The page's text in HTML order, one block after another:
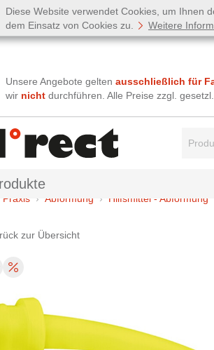
Diese Website verwendet Cookies, um Ihnen
dem Einsatz von Cookies zu.
Weitere
Unsere Angebote gelten ausschließlich für
wir nicht durchführen. Alle Preise zzgl.
Praxis Abformung Hilfsmittel - Abformung
zur Übersicht